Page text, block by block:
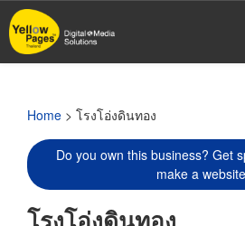
Skip
to
main
Home > โรงโอ่งดินทอง
Do you own this business? Get
make a